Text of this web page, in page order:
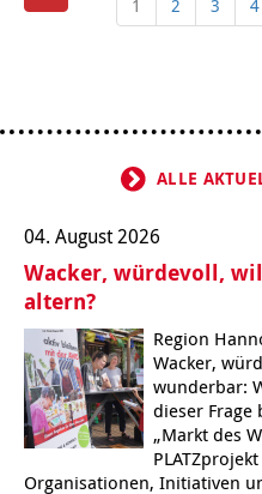
1 2 3 4
ALLE
04. August 2026
Wacker, würdevoll,
altern?
Region
Wacker,
wunderbar:
dieser Frage
„Markt des
Organisationen, Initiativen